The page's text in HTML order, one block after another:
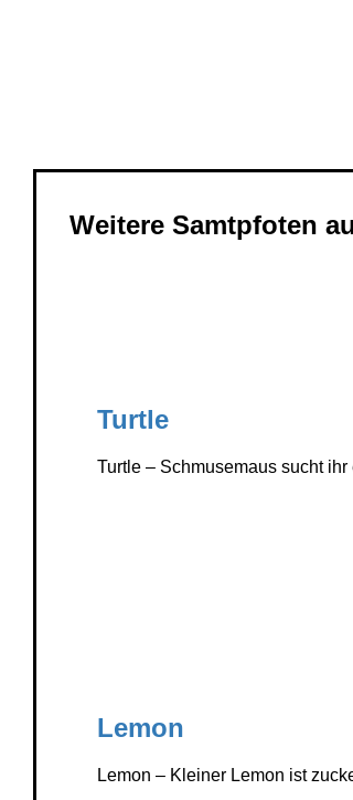
Weitere Samtpfoten
Turtle
Turtle – Schmusemaus sucht
Lemon
Lemon – Kleiner Lemon ist